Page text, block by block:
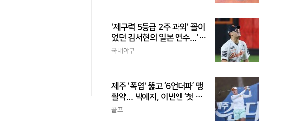
'제구력 5등급 2주 과외' 꼴이
었던 김서현의 일본 연수...'종
합검진표'에 불과
국내야구
제주 '폭염' 뚫고 ‘6언더파’ 맹
활약... 박예지, 이번엔 ‘첫 우
승’ 가나
골프